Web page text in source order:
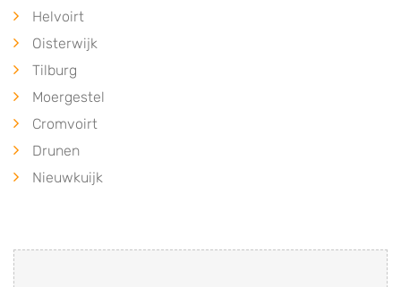
Helvoirt
Oisterwijk
Tilburg
Moergestel
Cromvoirt
Drunen
Nieuwkuijk